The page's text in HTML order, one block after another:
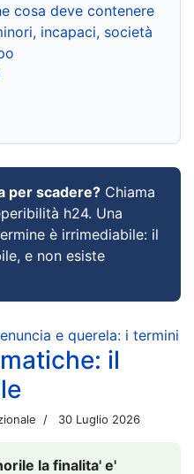
cosa deve contenere
incapaci, società
per scadere? Chiama
h24. Una
è irrimediabile: il
e non esiste
e querela: i termini
il
30 Luglio 2026
la finalita' e'